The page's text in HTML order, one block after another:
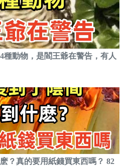
種動物，是閻王爺在警告，有人
？真的要用紙錢買東西嗎？ 82